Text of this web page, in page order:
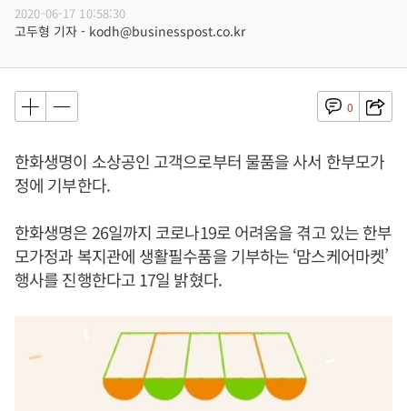
2020-06-17 10:58:30
고두형 기자 - kodh@businesspost.co.kr
0
한화생명이 소상공인 고객으로부터 물품을 사서 한부모가
정에 기부한다.
한화생명은 26일까지 코로나19로 어려움을 겪고 있는 한부
모가정과 복지관에 생활필수품을 기부하는 ‘맘스케어마켓’
행사를 진행한다고 17일 밝혔다.